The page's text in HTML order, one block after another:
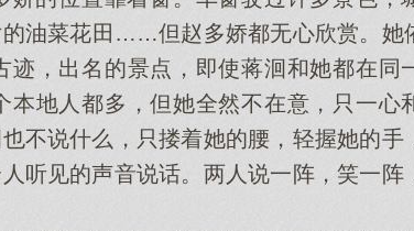
油菜花田……但赵多娇都无心欣赏。她
，出名的景点，即使蒋洄和她都在同
地人都多，但她全然不在意，只一心
不说什么，只搂着她的腰，轻握她的手
听见的声音说话。两人说一阵，笑一阵